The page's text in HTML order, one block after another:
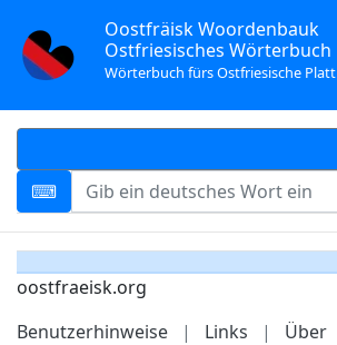
Oostfräisk Woordenbauk
Ostfriesisches Wörterbuch
Wörterbuch fürs Ostfriesische Platt
oostfraeisk.org
Benutzerhinweise
| Links | Über